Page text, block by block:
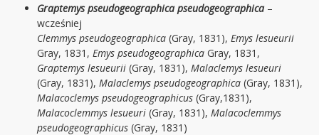
Graptemys pseudogeographica pseudogeographica–
wcześniej
Clemmys pseudogeographica (Gray, 1831), Emys lesueurii
Gray, 1831, Emys pseudogeographica Gray, 1831,
Graptemys lesueurii (Gray, 1831), Malaclemys lesueuri
(Gray, 1831), Malaclemys pseudogeographica (Gray, 1831),
Malacoclemys pseudogeographicus (Gray,1831),
Malacoclemmys lesueuri (Gray, 1831), Malacoclemmys
pseudogeographicus (Gray, 1831)